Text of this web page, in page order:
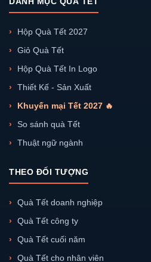
Hộp Quà Tết 2027
Giỏ Quà Tết
Hộp Quà Tết In Logo
Thiết Kế - Sản Xuất
Khuyến mại Tết 2027 🔥
So sánh quà Tết
Thuật ngữ ngành
THEO ĐỐI TƯỢNG
Quà Tết doanh nghiệp
Quà Tết công ty
Quà Tết cuối năm
Quà Tết cho nhân viên